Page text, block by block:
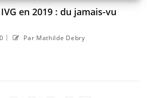
en 2019 : du jamais-vu
| Par Mathilde Debry